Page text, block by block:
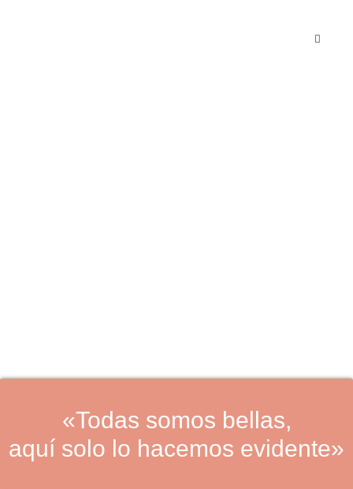
«Todas somos bellas,
aquí solo lo hacemos evidente»